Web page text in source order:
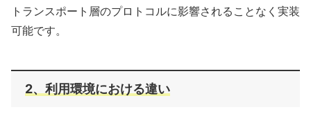
トランスポート層のプロトコルに影響されることなく実装
可能です。
2、利用環境における違い